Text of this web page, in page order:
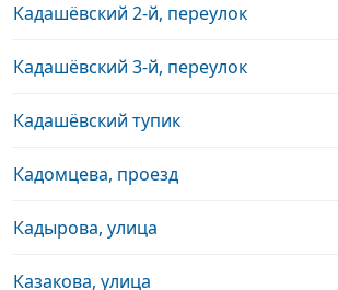
Кадашёвский 2-й, переулок
Кадашёвский 3-й, переулок
Кадашёвский тупик
Кадомцева, проезд
Кадырова, улица
Казакова, улица